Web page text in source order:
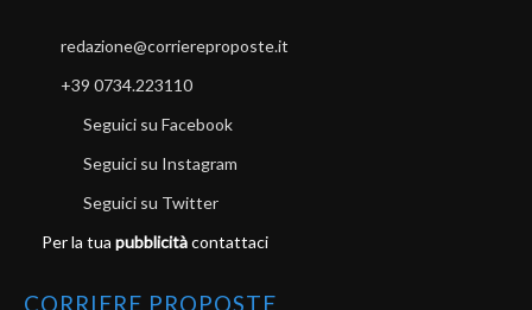
redazione@corriereproposte.it
+39 0734.223110
Seguici su Facebook
Seguici su Instagram
Seguici su Twitter
Per la tua pubblicitàcontattaci
CORRIERE PROPOSTE